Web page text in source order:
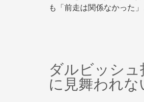
も「前走は関係なかった
ダルビッシ
に見舞われな